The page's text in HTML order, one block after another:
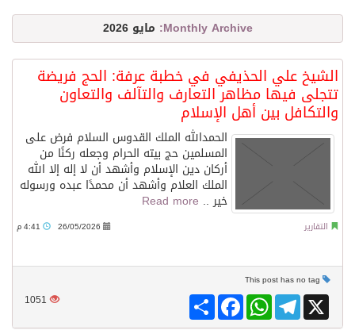
منظمة المرأة العربية تطلق «نموذج محاكاة منظمة المرأة العربية للشباب» بمشاركة 10 دول عربية..غدًا
الناس في العديد من الدول ينظرون إلى الصين بصورة أكثر إيجابية من الولايات المتحدة
الأونكتاد»: السعودية تصعد للمرتبة الـ13 عالمياً في جذب الاستثمار الأجنبي في 2025 التدفقات قفزت 57.1 % إلى 33 مليار دولار مدفوعةً باستراتيجيات التنويع الاقتصادي
ثلة من الضابطات في الجييش الكويتي
Monthly Archive: مايو 2026
الشيخ علي الحذيفي في خطبة عرفة: الحج فريضة
تتجلى فيها مظاهر التعارف والتآلف والتعاون
والتكافل بين أهل الإسلام
الحمدالله الملك القدوس السلام فرض على
المسلمين حج بيته الحرام وجعله ركنًا من
أركان دين الإسلام وأشهد أن لا إله إلا الله
الملك العلام وأشهد أن محمدًا عبده ورسوله
خير .. Read more
التقارير 26/05/2026
1051 Share
FacebookWhatsAppTelegram X